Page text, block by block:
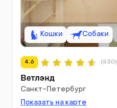
Кошки Собаки
4.6 (530)
Ветлэнд
Санкт-Петербург
Показать на карте